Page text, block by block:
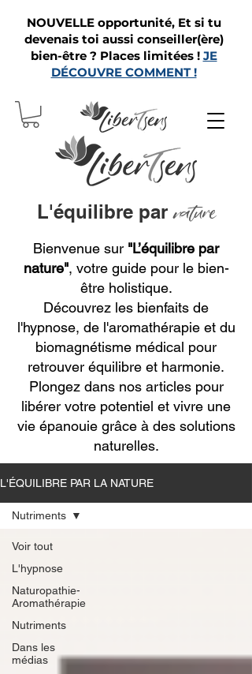
NOUVELLE opportunité, Et si tu
devenais toi aussi conseiller(ère)
bien-être ? Places limitées ! JE
DÉCOUVRE COMMENT !
L'équilibre par nature
Bienvenue sur "L’équilibre par
nature", votre guide pour le bien-
être holistique.
Découvrez les bienfaits de
l'hypnose, de l'aromathérapie et du
biomagnétisme médical pour
retrouver équilibre et harmonie.
Plongez dans nos articles pour
libérer votre potentiel et vivre une
vie épanouie grâce à des solutions
naturelles.
L'ÉQUILIBRE PAR LA NATURE
Voir tout
L'hypnose
Naturopathie-
Aromathérapie
Nutriments
Dans les
médias
Nutriments